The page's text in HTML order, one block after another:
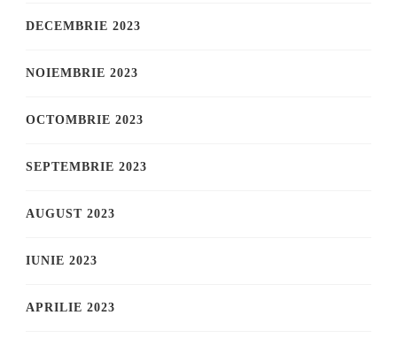
DECEMBRIE 2023
NOIEMBRIE 2023
OCTOMBRIE 2023
SEPTEMBRIE 2023
AUGUST 2023
IUNIE 2023
APRILIE 2023